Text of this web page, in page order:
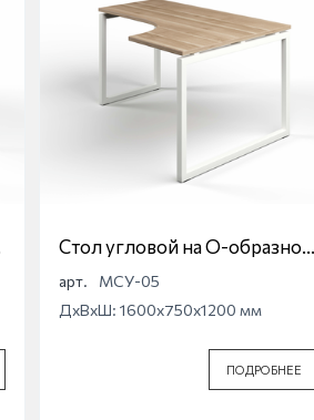
Стол угловой на О-образной
опоре Магна МСУ-05
арт.
МСУ-05
ДхВхШ: 1600x750x1200 мм
ПОДРОБНЕЕ